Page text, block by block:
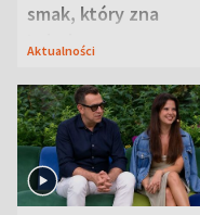
smak, który zna
Lubelszczyzna
Aktualności